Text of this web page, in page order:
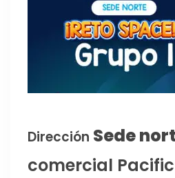
Dirección Sede
comercial